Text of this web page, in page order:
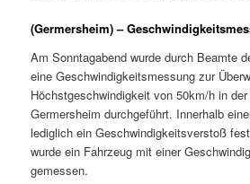
(Germersheim) –
Am Sonntagabend wurde durch Beamte
eine Geschwindigkeitsmessung zur
Höchstgeschwindigkeit von 50km/h in
Germersheim durchgeführt. Innerhalb
lediglich ein Geschwindigkeitsverstoß
wurde ein Fahrzeug mit einer
gemessen.